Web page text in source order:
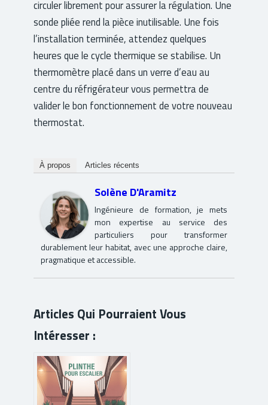
circuler librement pour assurer la régulation. Une
sonde pliée rend la pièce inutilisable. Une fois
l’installation terminée, attendez quelques
heures que le cycle thermique se stabilise. Un
thermomètre placé dans un verre d’eau au
centre du réfrigérateur vous permettra de
valider le bon fonctionnement de votre nouveau
thermostat.
À propos Articles récents
Solène D'Aramitz
Ingénieure de formation, je mets
mon expertise au service des
particuliers pour transformer
durablement leur habitat, avec une approche claire,
pragmatique et accessible.
Articles Qui Pourraient Vous
Intéresser :